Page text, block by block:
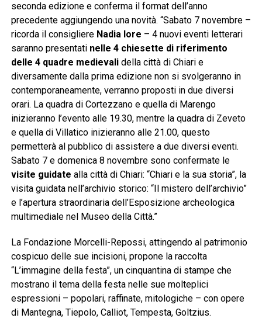
seconda edizione e conferma il format dell’anno
precedente aggiungendo una novità. “Sabato 7 novembre –
ricorda il consigliere Nadia Iore – 4 nuovi eventi letterari
saranno presentati nelle 4 chiesette di riferimento
delle 4 quadre medievali della città di Chiari e
diversamente dalla prima edizione non si svolgeranno in
contemporaneamente, verranno proposti in due diversi
orari. La quadra di Cortezzano e quella di Marengo
inizieranno l’evento alle 19.30, mentre la quadra di Zeveto
e quella di Villatico inizieranno alle 21.00, questo
permetterà al pubblico di assistere a due diversi eventi.
Sabato 7 e domenica 8 novembre sono confermate le
visite guidate alla città di Chiari: “Chiari e la sua storia”, la
visita guidata nell’archivio storico: “Il mistero dell’archivio”
e l’apertura straordinaria dell’Esposizione archeologica
multimediale nel Museo della Città.”
La Fondazione Morcelli-Repossi, attingendo al patrimonio
cospicuo delle sue incisioni, propone la raccolta
“L’immagine della festa”, un cinquantina di stampe che
mostrano il tema della festa nelle sue molteplici
espressioni – popolari, raffinate, mitologiche – con opere
di Mantegna, Tiepolo, Calliot, Tempesta, Goltzius.